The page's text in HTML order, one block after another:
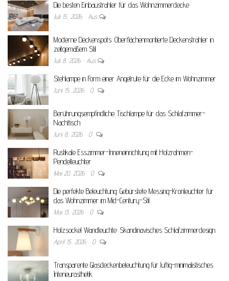
Die besten Einbaustrahler für das Wohnzimmerdecke
Juli 15, 2026 Aus
Moderne Deckenspots: Oberflächenmontierte Deckenstrahler in
zeitgemäßem Stil
Juli 8, 2026 Aus
Stehlampe in Form einer Angelrute für die Ecke im Wohnzimmer
Juni 15, 2026 0
Berührungsempfindliche Tischlampe für das Schlafzimmer-
Nachttisch
Juni 8, 2026 0
Rustikale Esszimmer-Inneneinrichtung mit Holzrahmen-
Pendelleuchter
Mai 20, 2026 0
Die perfekte Beleuchtung: Gebürstete Messing-Kronleuchter für
das Wohnzimmer im Mid-Century-Stil
Mai 13, 2026 0
Holzsockel Wandleuchte: Skandinavisches Schlafzimmerdesign
April 15, 2026 0
Transparente Glasdeckenbeleuchtung für luftig-minimalistisches
Interieurästhetik